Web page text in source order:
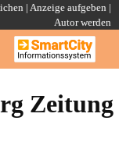
| Anzeige aufgeben |
Autor werden
Zeitung